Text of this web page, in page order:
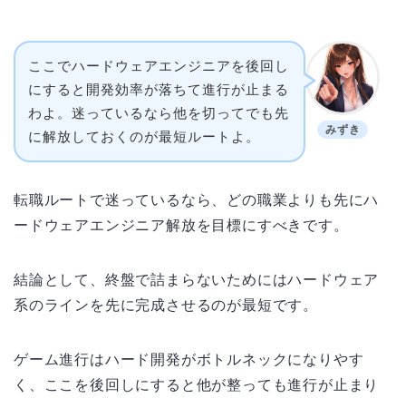
みずき
ここでハードウェアエンジニアを後回し
にすると開発効率が落ちて進行が止まる
わよ。迷っているなら他を切ってでも先
に解放しておくのが最短ルートよ。
転職ルートで迷っているなら、どの職業よりも先にハ
ードウェアエンジニア解放を目標にすべきです。
結論として、終盤で詰まらないためにはハードウェア
系のラインを先に完成させるのが最短です。
ゲーム進行はハード開発がボトルネックになりやす
く、ここを後回しにすると他が整っても進行が止まり